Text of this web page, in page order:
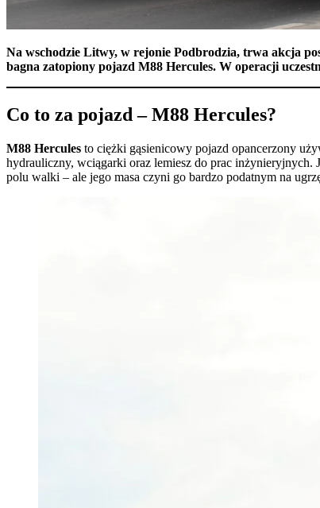
Na wschodzie Litwy, w rejonie Podbrodzia, trwa akcja
bagna zatopiony pojazd M88 Hercules. W operacji
Co to za pojazd – M88 Hercules?
M88 Hercules to ciężki gąsienicowy pojazd opancerzony
hydrauliczny, wciągarki oraz lemiesz do prac inżynieryjnych.
polu walki – ale jego masa czyni go bardzo podatnym na